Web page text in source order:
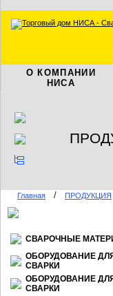
О КОМПАНИИ
НИСА
Главная / ПРОДУКЦИЯ
СВАРОЧНЫЕ
ОБОРУДОВАНИЕ
СВАРКИ
ОБОРУДОВАНИЕ
СВАРКИ